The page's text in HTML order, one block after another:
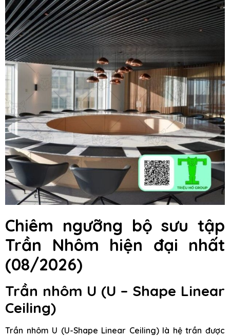
Chiêm ngưỡng bộ sưu tập
Trần Nhôm hiện đại nhất
(08/2026)
Trần nhôm U (U – Shape Linear
Ceiling)
Trần nhôm U (U-Shape Linear Ceiling) là hệ trần được